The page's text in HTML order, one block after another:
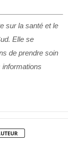
sur la santé et le
Elle se
de prendre soin
informations